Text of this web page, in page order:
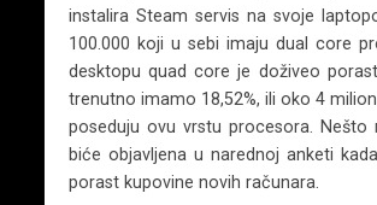
instalira Steam servis na svoje
100.000 koji u sebi imaju dual core
desktopu quad core je doživeo porast
trenutno imamo 18,52%, ili oko 4
poseduju ovu vrstu procesora. Nešto
biće objavljena u narednoj anketi
porast kupovine novih računara.